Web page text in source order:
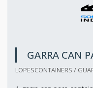
GARRA CAN
LOPESCONTAINERS /